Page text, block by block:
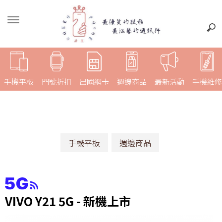
手機平板 門號折扣 週邊商品 最新活動 手機維修
出國網卡
手機平板 週邊商品
VIVO Y21 5G - 新機上市